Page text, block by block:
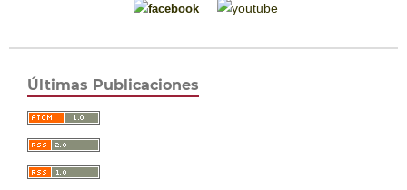
Últimas Publicaciones